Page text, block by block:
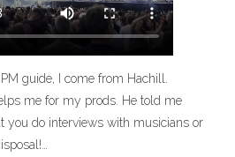
guide, I come from Hachill.
me for my prods. He told me
you do interviews with musicians or